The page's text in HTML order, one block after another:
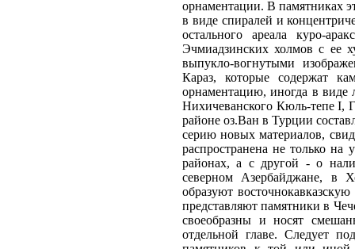
орнаментации. В памятниках
в виде спиралей и
остального ареала куро-
Эчмиадзинских холмов с ее
выпукло-вогнутыми
Караз, которые содержат
орнаментацию, иногда в
Нихичеванского Кюль-тепе I,
районе оз.Ван в Турции
серию новых материалов,
распространена не только
районах, а с другой - о
северном Азербайджане, в
образуют
представляют памятники в
своеобразны и носят
отдельной главе. Следует